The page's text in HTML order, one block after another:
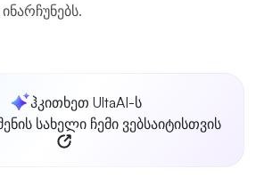
ჰკითხეთ UltaAI-ს
სახელი ჩემი ვებსაიტისთვის